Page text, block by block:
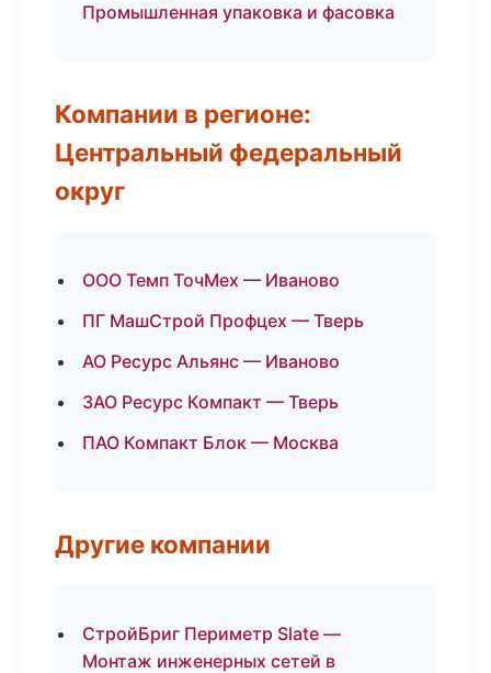
Промышленная упаковка и фасовка
Компании в регионе:
Центральный федеральный
округ
ООО Темп ТочМех — Иваново
ПГ МашСтрой Профцех — Тверь
АО Ресурс Альянс — Иваново
ЗАО Ресурс Компакт — Тверь
ПАО Компакт Блок — Москва
Другие компании
СтройБриг Периметр Slate —
Монтаж инженерных сетей в